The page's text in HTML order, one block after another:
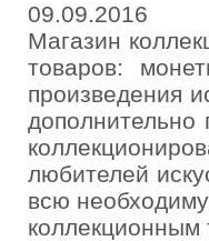
09.09.2016
Магазин
товаров:
произведения
дополнительно
любителей
всю
коллекционным